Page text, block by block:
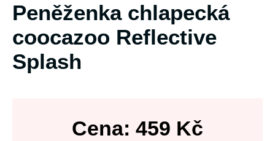
Peněženka chlapecká
coocazoo Reflective
Splash
Cena: 459 Kč